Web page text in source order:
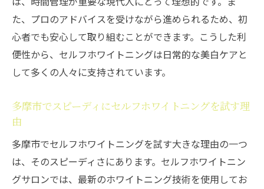
た、プロのアドバイスを受けながら進められるため、初
心者でも安心して取り組むことができます。こうした利
便性から、セルフホワイトニングは日常的な美白ケアと
して多くの人々に支持されています。
多摩市でスピーディにセルフホワイトニングを試す理
由
多摩市でセルフホワイトニングを試す大きな理由の一つ
は、そのスピーディさにあります。セルフホワイトニン
グサロンでは、最新のホワイトニング技術を使用してお